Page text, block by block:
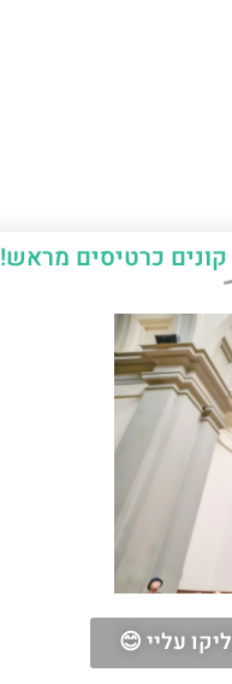
קונים כרטיסים מראש!